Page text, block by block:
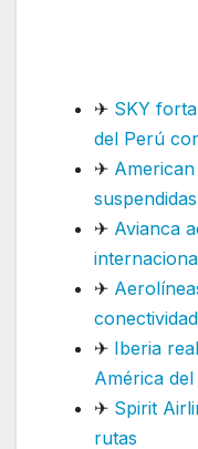
✈ SKY
del Perú
✈
suspendidas
✈ Avianca
✈
✈ Iberia
América
✈ Spirit
rutas